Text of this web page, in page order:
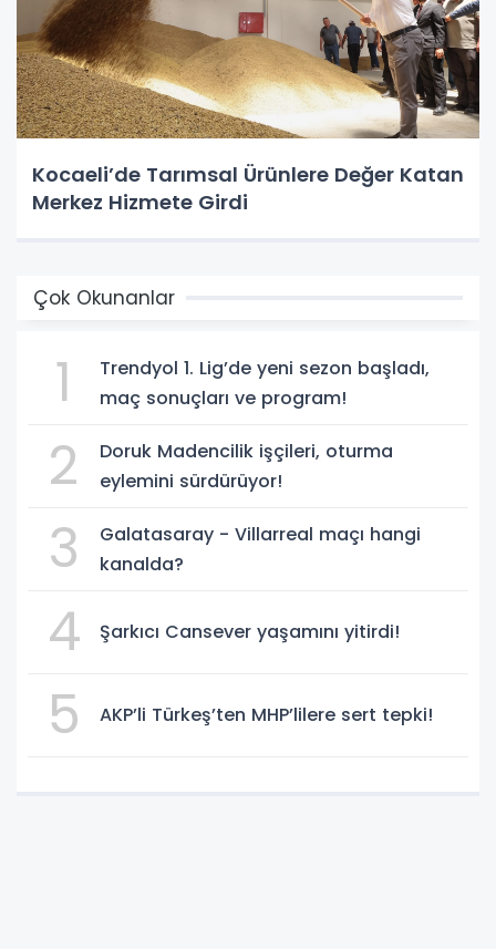
Kocaeli’de Tarımsal Ürünlere Değer Katan
Merkez Hizmete Girdi
Çok Okunanlar
1
Trendyol 1. Lig’de yeni sezon başladı,
maç sonuçları ve program!
2
Doruk Madencilik işçileri, oturma
eylemini sürdürüyor!
3
Galatasaray - Villarreal maçı hangi
kanalda?
4 Şarkıcı Cansever yaşamını yitirdi!
5 AKP’li Türkeş’ten MHP’lilere sert tepki!